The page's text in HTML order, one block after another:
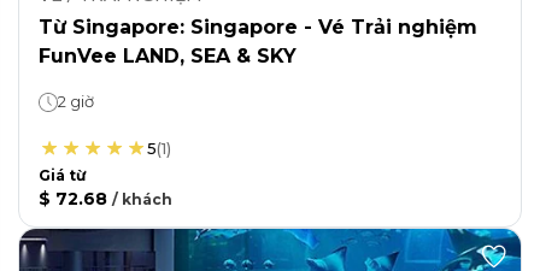
Từ Singapore: Singapore - Vé Trải nghiệm
FunVee LAND, SEA & SKY
2 giờ
5(1)
Giá từ
$ 72.68 / khách